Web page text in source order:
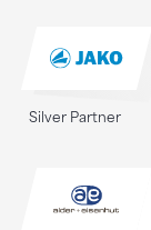
Silver Partner